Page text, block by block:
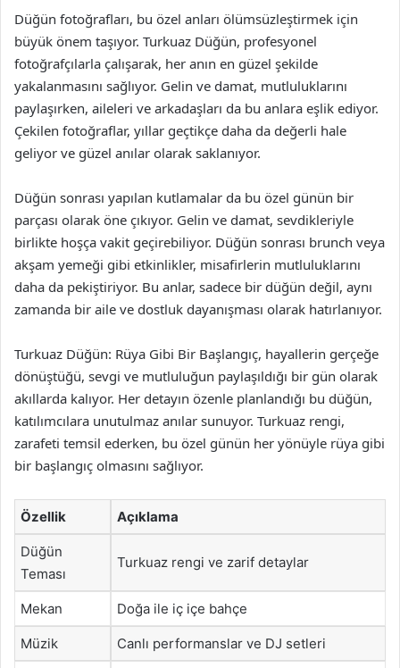
Düğün fotoğrafları, bu özel anları ölümsüzleştirmek için
büyük önem taşıyor. Turkuaz Düğün, profesyonel
fotoğrafçılarla çalışarak, her anın en güzel şekilde
yakalanmasını sağlıyor. Gelin ve damat, mutluluklarını
paylaşırken, aileleri ve arkadaşları da bu anlara eşlik ediyor.
Çekilen fotoğraflar, yıllar geçtikçe daha da değerli hale
geliyor ve güzel anılar olarak saklanıyor.
Düğün sonrası yapılan kutlamalar da bu özel günün bir
parçası olarak öne çıkıyor. Gelin ve damat, sevdikleriyle
birlikte hoşça vakit geçirebiliyor. Düğün sonrası brunch veya
akşam yemeği gibi etkinlikler, misafirlerin mutluluklarını
daha da pekiştiriyor. Bu anlar, sadece bir düğün değil, aynı
zamanda bir aile ve dostluk dayanışması olarak hatırlanıyor.
Turkuaz Düğün: Rüya Gibi Bir Başlangıç, hayallerin gerçeğe
dönüştüğü, sevgi ve mutluluğun paylaşıldığı bir gün olarak
akıllarda kalıyor. Her detayın özenle planlandığı bu düğün,
katılımcılara unutulmaz anılar sunuyor. Turkuaz rengi,
zarafeti temsil ederken, bu özel günün her yönüyle rüya gibi
bir başlangıç olmasını sağlıyor.
Özellik Açıklama
Düğün
Teması
Turkuaz rengi ve zarif detaylar
Mekan Doğa ile iç içe bahçe
Müzik Canlı performanslar ve DJ setleri